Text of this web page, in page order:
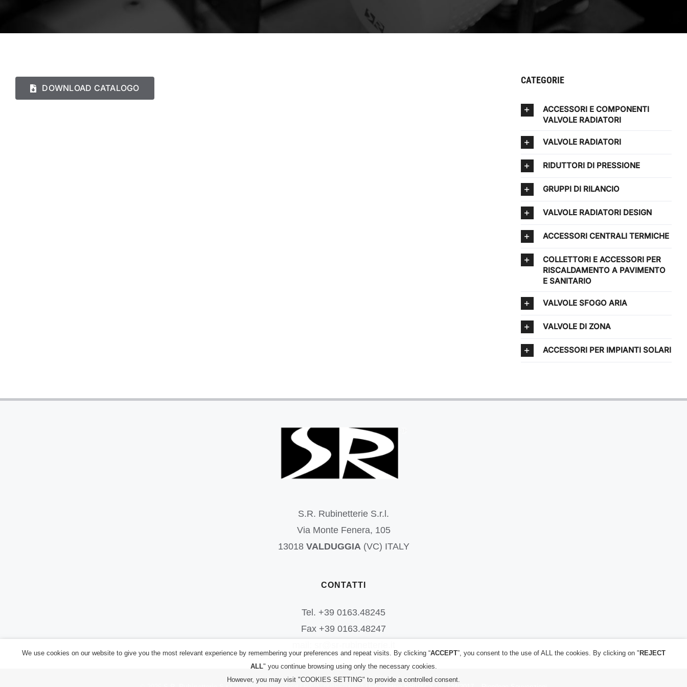
DOWNLOAD CATALOGO
CATEGORIE
ACCESSORI E COMPONENTI
VALVOLE RADIATORI
VALVOLE RADIATORI
RIDUTTORI DI PRESSIONE
GRUPPI DI RILANCIO
VALVOLE RADIATORI DESIGN
ACCESSORI CENTRALI TERMICHE
COLLETTORI E ACCESSORI PER
RISCALDAMENTO A PAVIMENTO
E SANITARIO
VALVOLE SFOGO ARIA
VALVOLE DI ZONA
ACCESSORI PER IMPIANTI SOLARI
S.R. Rubinetterie S.r.l.
Via Monte Fenera, 105
13018 VALDUGGIA(VC) ITALY
CONTATTI
Tel. +39 0163.48245
Fax +39 0163.48247
We use cookies on our website to give you the most relevant experience by remembering your preferences and repeat visits. By clicking “ACCEPT”, you consent to the use of ALL the cookies. By clicking on " REJECT
ALL" you continue browsing using only the necessary cookies.
However, you may visit "COOKIES SETTING" to provide a controlled consent.